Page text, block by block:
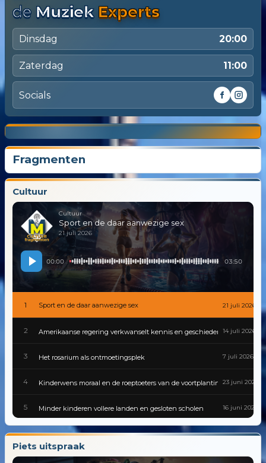
de Muziek Experts
Dinsdag 20:00
Zaterdag 11:00
Socials
Nog
01
Dagen
10
Uren
52
Minuten
21
Seconden
tot De Muziek Experts live gaan
Fragmenten
Cultuur
Cultuur
Sport en de daar aanwezige sex
21 juli 2026
00:00 03:50
1 Sport en de daar aanwezige sex 21 juli 2026
2 Amerikaanse regering verkwanselt kennis en geschiedenis14 juli 2026
3 Het rosarium als ontmoetingsplek 7 juli 2026
4 Kinderwens moraal en de roeptoeters van de voortplantingspolitiek
23 juni 2026
5 Minder kinderen vollere landen en gesloten scholen 16 juni 2026
6 Gevaarlijke besmettingen zijn van alle tijden 9 juni 2026
7 Cultuur van traditie tot tiktok in een wereld die nooit stilstaat2 juni 2026
Piets uitspraak